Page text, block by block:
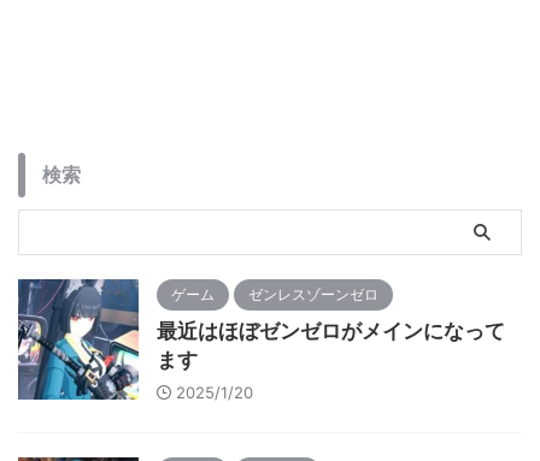
が、動画とか映画を見るのに
丁度いいサイズなので、買っ
てからかなり重宝してます。
検索
ゲーム ゼンレスゾーンゼロ
最近はほぼゼンゼロがメインになって
ます
2025/1/20